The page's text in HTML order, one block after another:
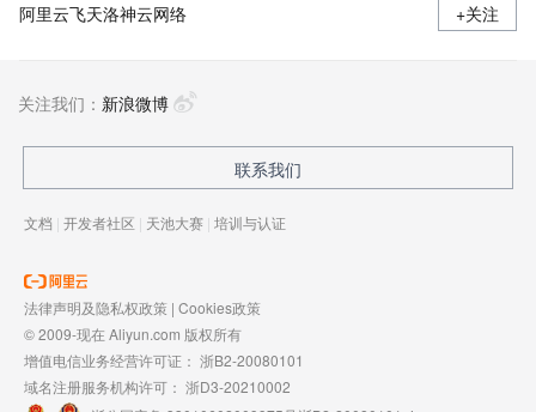
阿里云飞天洛神云网络 +关注
关注我们： 新浪微博
联系我们
文档 | 开发者社区 | 天池大赛 | 培训与认证
法律声明及隐私权政策 | Cookies政策
© 2009-现在 Aliyun.com 版权所有
增值电信业务经营许可证： 浙B2-20080101
域名注册服务机构许可： 浙D3-20210002